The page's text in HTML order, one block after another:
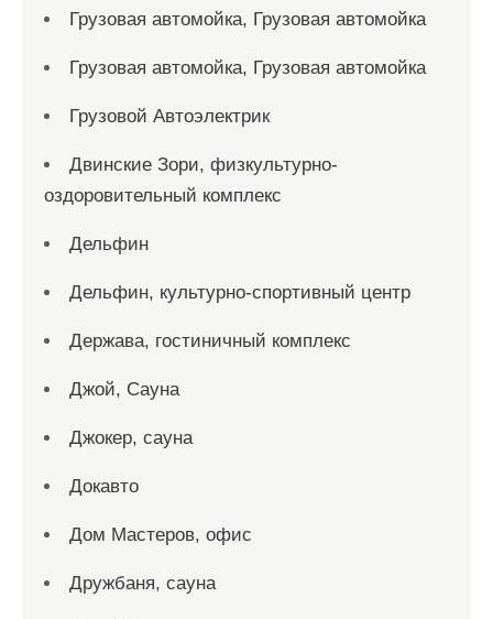
Грузовая автомойка, Грузовая автомойка
Грузовая автомойка, Грузовая автомойка
Грузовой Автоэлектрик
Двинские Зори, физкультурно-
оздоровительный комплекс
Дельфин
Дельфин, культурно-спортивный центр
Держава, гостиничный комплекс
Джой, Сауна
Джокер, сауна
Докавто
Дом Мастеров, офис
Дружбаня, сауна